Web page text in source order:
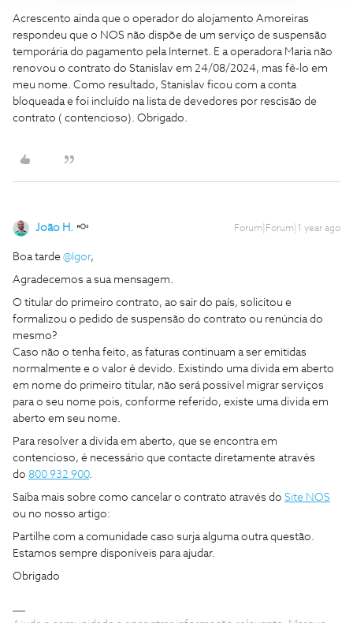
Acrescento ainda que o operador do alojamento Amoreiras
respondeu que o NOS não dispõe de um serviço de suspensão
temporária do pagamento pela Internet. E a operadora Maria não
renovou o contrato do Stanislav em 24/08/2024, mas fê-lo em
meu nome. Como resultado, Stanislav ficou com a conta
bloqueada e foi incluído na lista de devedores por rescisão de
contrato ( contencioso). Obrigado.
João H. Forum|Forum|1 year ago
Boa tarde ​ @Igor,
Agradecemos a sua mensagem.
O titular do primeiro contrato, ao sair do país, solicitou e
formalizou o pedido de suspensão do contrato ou renúncia do
mesmo?
Caso não o tenha feito, as faturas continuam a ser emitidas
normalmente e o valor é devido. Existindo uma divida em aberto
em nome do primeiro titular, não será possível migrar serviços
para o seu nome pois, conforme referido, existe uma divida em
aberto em seu nome.
Para resolver a divida em aberto, que se encontra em
contencioso, é necessário que contacte diretamente através
do 800 932 900.
Saiba mais sobre como cancelar o contrato através do Site NOS
ou no nosso artigo:
Partilhe com a comunidade caso surja alguma outra questão.
Estamos sempre disponíveis para ajudar.
Obrigado